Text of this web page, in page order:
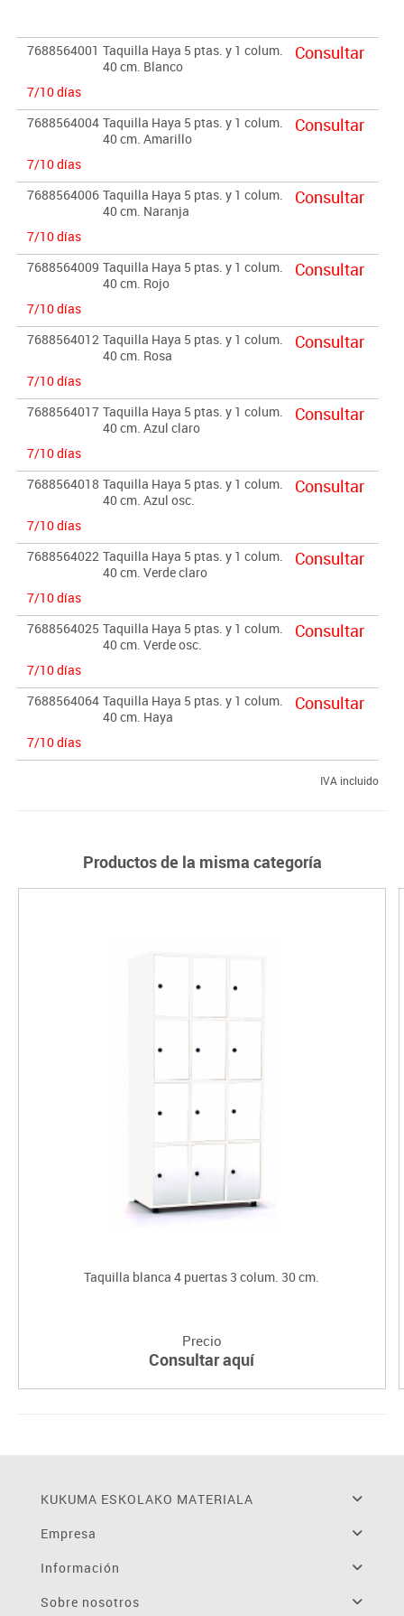
El mobiliario se pide por encargo. En caso de devolución no se
abonará más del 90% del valor de la mercancía.
7688564001 Taquilla Haya 5 ptas. y 1 colum.
40 cm. Blanco
7/10 días
Consultar
7688564004 Taquilla Haya 5 ptas. y 1 colum.
40 cm. Amarillo
7/10 días
Consultar
7688564006 Taquilla Haya 5 ptas. y 1 colum.
40 cm. Naranja
7/10 días
Consultar
7688564009 Taquilla Haya 5 ptas. y 1 colum.
40 cm. Rojo
7/10 días
Consultar
7688564012 Taquilla Haya 5 ptas. y 1 colum.
40 cm. Rosa
7/10 días
Consultar
7688564017 Taquilla Haya 5 ptas. y 1 colum.
40 cm. Azul claro
7/10 días
Consultar
7688564018 Taquilla Haya 5 ptas. y 1 colum.
40 cm. Azul osc.
7/10 días
Consultar
7688564022 Taquilla Haya 5 ptas. y 1 colum.
40 cm. Verde claro
7/10 días
Consultar
7688564025 Taquilla Haya 5 ptas. y 1 colum.
40 cm. Verde osc.
7/10 días
Consultar
7688564064 Taquilla Haya 5 ptas. y 1 colum.
40 cm. Haya
7/10 días
Consultar
IVA incluido
Productos de la misma categoría
Taquilla blanca 4 puertas 3 colum. 30 cm.
Precio
Consultar aquí
KUKUMA ESKOLAKO MATERIALA
Empresa
Información
Sobre nosotros